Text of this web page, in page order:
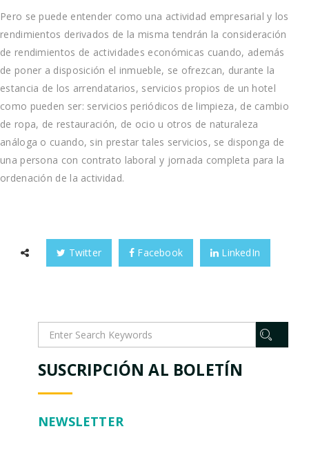
Pero se puede entender como una actividad empresarial y los
rendimientos derivados de la misma tendrán la consideración
de rendimientos de actividades económicas cuando, además
de poner a disposición el inmueble, se ofrezcan, durante la
estancia de los arrendatarios, servicios propios de un hotel
como pueden ser: servicios periódicos de limpieza, de cambio
de ropa, de restauración, de ocio u otros de naturaleza
análoga o cuando, sin prestar tales servicios, se disponga de
una persona con contrato laboral y jornada completa para la
ordenación de la actividad.
Twitter Facebook LinkedIn
SUSCRIPCIÓN AL BOLETÍN
NEWSLETTER